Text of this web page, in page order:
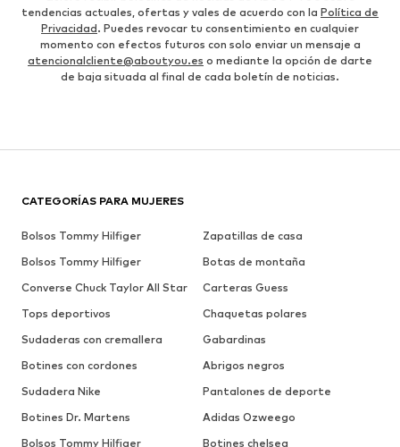
tendencias actuales, ofertas y vales de acuerdo con la Política de
Privacidad. Puedes revocar tu consentimiento en cualquier
momento con efectos futuros con solo enviar un mensaje a
atencionalcliente@aboutyou.es o mediante la opción de darte
de baja situada al final de cada boletín de noticias.
CATEGORÍAS PARA MUJERES
Bolsos Tommy Hilfiger
Zapatillas de casa
Bolsos Tommy Hilfiger
Botas de montaña
Converse Chuck Taylor All Star
Carteras Guess
Tops deportivos
Chaquetas polares
Sudaderas con cremallera
Gabardinas
Botines con cordones
Abrigos negros
Sudadera Nike
Pantalones de deporte
Botines Dr. Martens
Adidas Ozweego
Bolsos Tommy Hilfiger
Botines chelsea